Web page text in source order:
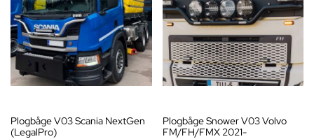
Plogbåge V03 Scania NextGen
(LegalPro)
Plogbåge Snower V03 Volvo
FM/FH/FMX 2021-